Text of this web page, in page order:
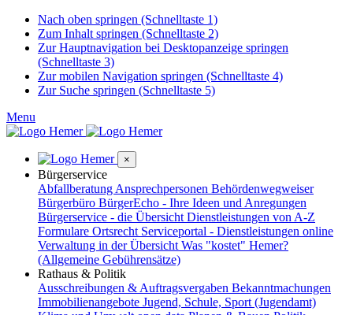
Nach oben springen (Schnelltaste 1)
Zum Inhalt springen (Schnelltaste 2)
Zur Hauptnavigation bei Desktopanzeige springen
(Schnelltaste 3)
Zur mobilen Navigation springen (Schnelltaste 4)
Zur Suche springen (Schnelltaste 5)
Menu
×
Bürgerservice
Abfallberatung Ansprechpersonen Behördenwegweiser
Bürgerbüro BürgerEcho - Ihre Ideen und Anregungen
Bürgerservice - die Übersicht Dienstleistungen von A-Z
Formulare Ortsrecht Serviceportal - Dienstleistungen online
Verwaltung in der Übersicht Was "kostet" Hemer?
(Allgemeine Gebührensätze)
Rathaus & Politik
Ausschreibungen & Auftragsvergaben Bekanntmachungen
Immobilienangebote Jugend, Schule, Sport (Jugendamt)